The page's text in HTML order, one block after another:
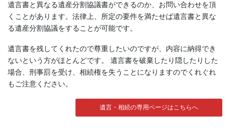
遺言書と異なる遺産分割協議書ができるのか、お問い合わせを頂
くことがあります。法律上、所定の要件を満たせば遺言書と異な
る遺産分割協議をすることが可能です。
遺言書を残してくれたので尊重したいのですが、内容に納得でき
ないという方がほとんどです。 遺言書を破棄したり隠したりした
場合、刑事罰を受け、相続権を失うことになりますのでくれぐれ
もご注意ください。
遺言・相続の専用ページはこちらへ